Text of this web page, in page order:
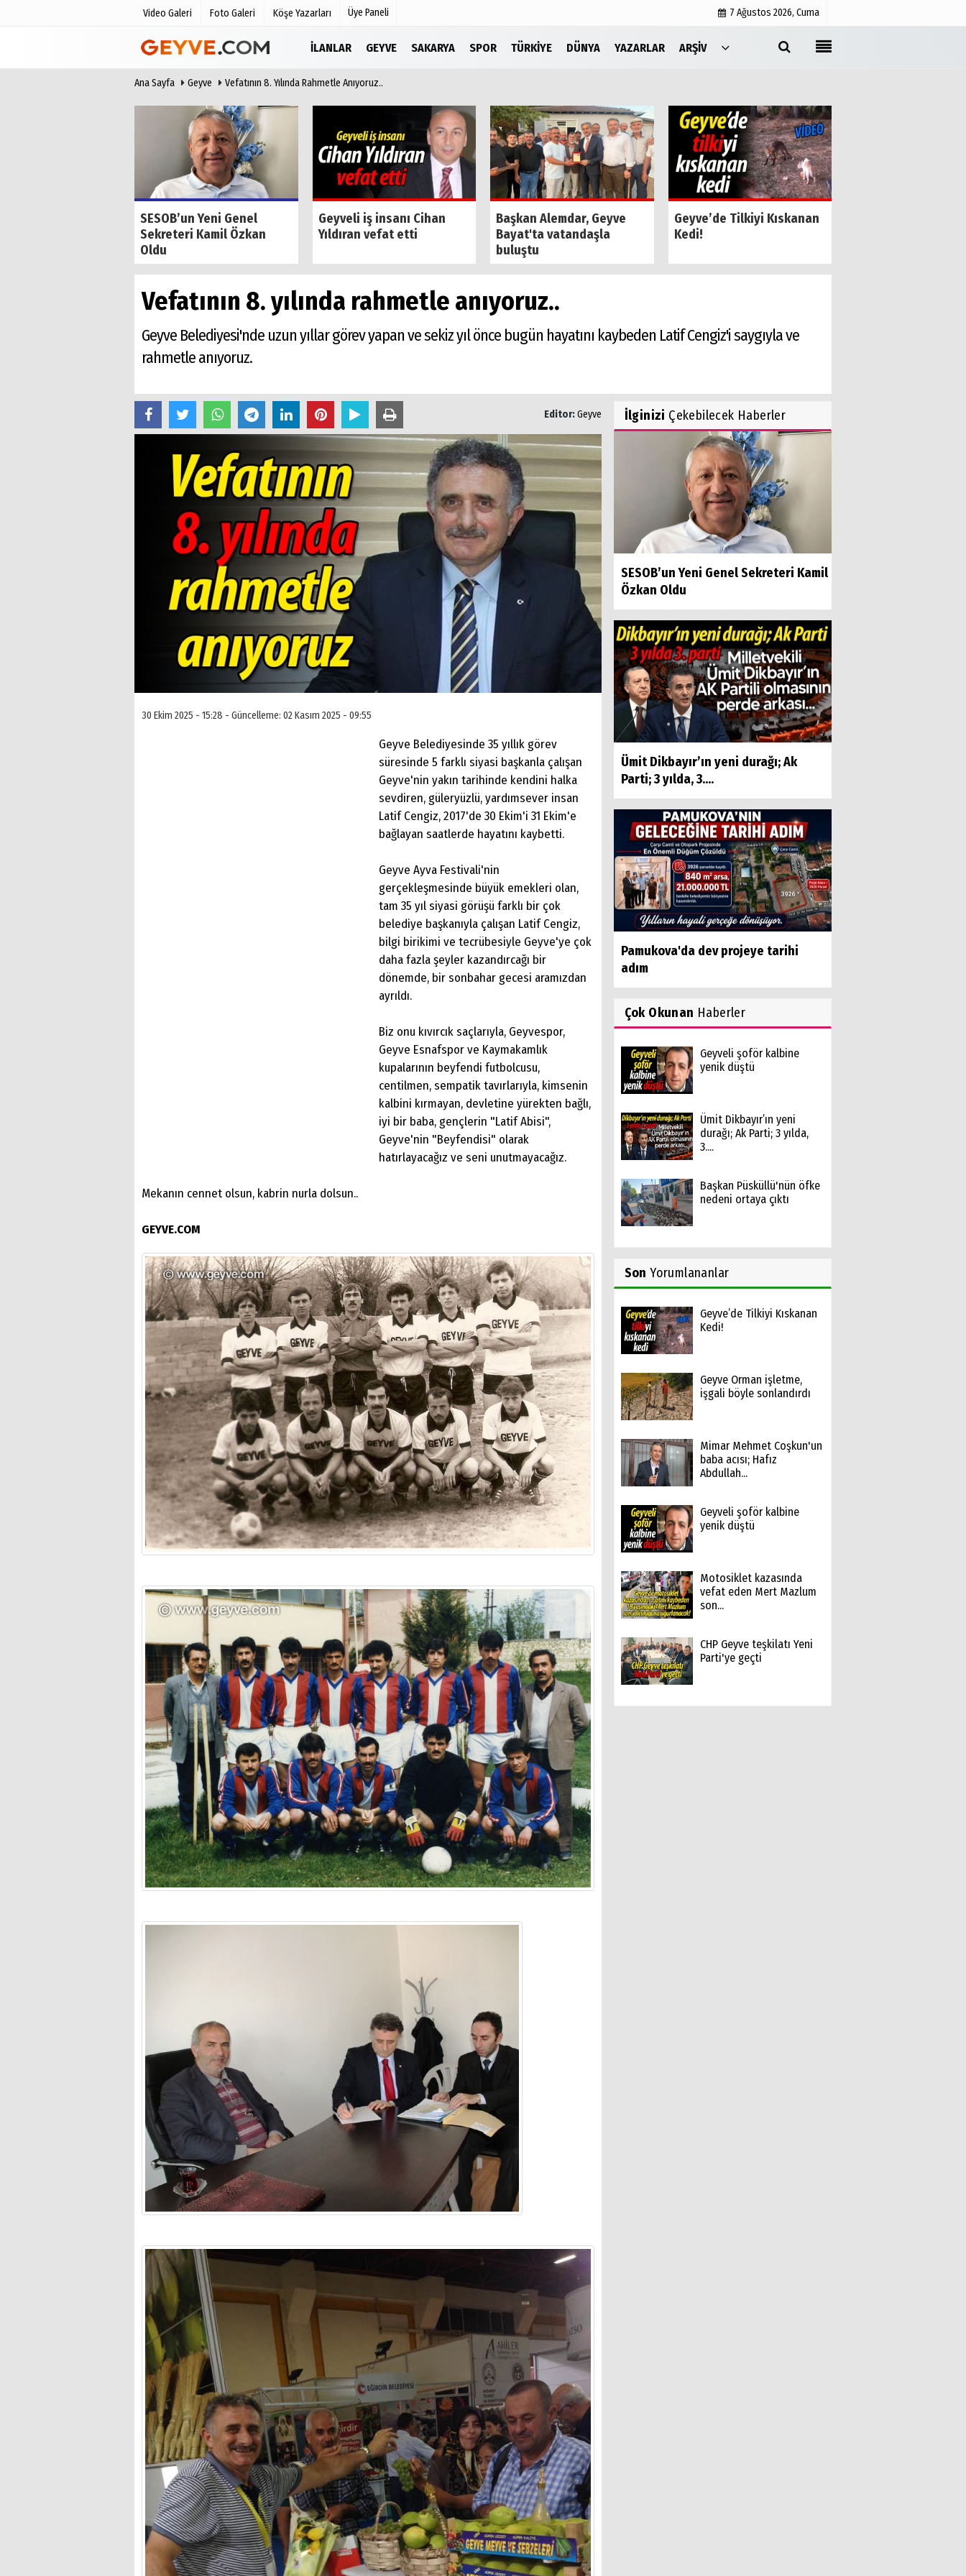
Video Galeri Foto Galeri Köşe Yazarları Üye Paneli 7 Ağustos 2026, Cuma
İLANLAR GEYVE SAKARYA SPOR TÜRKIYE DÜNYA YAZARLAR ARŞIV
Anketler
Biyografiler
Video Galeri
Foto Galeri
Etkinlikler
Medyabar.com
Künye
İletişim
Ana Sayfa Geyve Vefatının 8. Yılında Rahmetle Anıyoruz..
SESOB’un Yeni Genel
Sekreteri Kamil Özkan
Oldu
Geyveli iş insanı Cihan
Yıldıran vefat etti
Başkan Alemdar, Geyve
Bayat'ta vatandaşla
buluştu
Geyve’de Tilkiyi Kıskanan
Kedi!
Vefatının 8. yılında rahmetle anıyoruz..
Geyve Belediyesi'nde uzun yıllar görev yapan ve sekiz yıl önce bugün hayatını kaybeden Latif Cengiz'i saygıyla ve
rahmetle anıyoruz.
Editor:Geyve
30 Ekim 2025 - 15:28 - Güncelleme: 02 Kasım 2025 - 09:55
Geyve Belediyesinde 35 yıllık görev
süresinde 5 farklı siyasi başkanla çalışan
Geyve'nin yakın tarihinde kendini halka
sevdiren, güleryüzlü, yardımsever insan
Latif Cengiz, 2017'de 30 Ekim'i 31 Ekim'e
bağlayan saatlerde hayatını kaybetti.
Geyve Ayva Festivali'nin
gerçekleşmesinde büyük emekleri olan,
tam 35 yıl siyasi görüşü farklı bir çok
belediye başkanıyla çalışan Latif Cengiz,
bilgi birikimi ve tecrübesiyle Geyve'ye çok
daha fazla şeyler kazandırcağı bir
dönemde, bir sonbahar gecesi aramızdan
ayrıldı.
Biz onu kıvırcık saçlarıyla, Geyvespor,
Geyve Esnafspor ve Kaymakamlık
kupalarının beyfendi futbolcusu,
centilmen, sempatik tavırlarıyla, kimsenin
kalbini kırmayan, devletine yürekten bağlı,
iyi bir baba, gençlerin "Latif Abisi",
Geyve'nin "Beyfendisi" olarak
hatırlayacağız ve seni unutmayacağız.
Mekanın cennet olsun, kabrin nurla dolsun..
GEYVE.COM
İlginizi Çekebilecek Haberler
SESOB’un Yeni Genel Sekreteri Kamil
Özkan Oldu
Ümit Dikbayır’ın yeni durağı; Ak
Parti; 3 yılda, 3....
Pamukova'da dev projeye tarihi
adım
Çok Okunan Haberler
Geyveli şoför kalbine
yenik düştü
Ümit Dikbayır’ın yeni
durağı; Ak Parti; 3 yılda,
3....
Başkan Püsküllü'nün öfke
nedeni ortaya çıktı
Son Yorumlananlar
Geyve’de Tilkiyi Kıskanan
Kedi!
Geyve Orman işletme,
işgali böyle sonlandırdı
Mimar Mehmet Coşkun'un
baba acısı; Hafız
Abdullah...
Geyveli şoför kalbine
yenik düştü
Motosiklet kazasında
vefat eden Mert Mazlum
son...
CHP Geyve teşkilatı Yeni
Parti'ye geçti